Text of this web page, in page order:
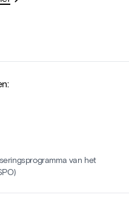
van het